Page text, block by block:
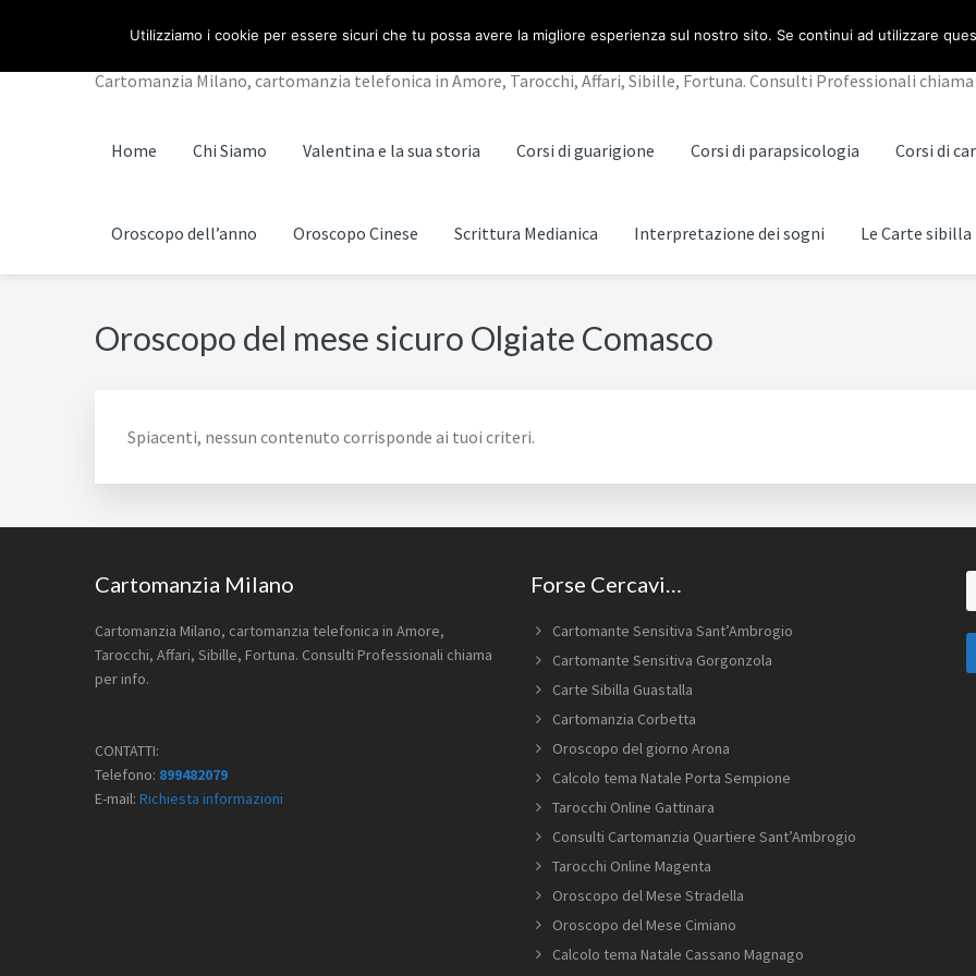
navigazione
contenuto
piè
footer
CARTOMANZIA MILANO
Cartomanzia Milano, cartomanzia telefonica in Amore, Tarocchi, Affari, Sibille, Fortuna. Consulti Professionali
Home Chi Siamo Valentina e la sua storia Corsi di guarigione Corsi di parapsicologia Corsi di
Oroscopo dell’anno Oroscopo Cinese Scrittura Medianica Interpretazione dei sogni Le Carte sibilla
Oroscopo del mese sicuro Olgiate Comasco
Spiacenti, nessun contenuto corrisponde ai tuoi criteri.
FooterCartomanzia Milano
Cartomanzia Milano, cartomanzia telefonica in Amore,
Tarocchi, Affari, Sibille, Fortuna. Consulti Professionali chiama
per info.
CONTATTI:
Telefono: 899482079
E-mail: Richiesta informazioni
Forse Cercavi…
Cartomante Sensitiva Sant’Ambrogio
Cartomante Sensitiva Gorgonzola
Carte Sibilla Guastalla
Cartomanzia Corbetta
Oroscopo del giorno Arona
Calcolo tema Natale Porta Sempione
Tarocchi Online Gattinara
Consulti Cartomanzia Quartiere Sant’Ambrogio
Tarocchi Online Magenta
Oroscopo del Mese Stradella
Oroscopo del Mese Cimiano
Calcolo tema Natale Cassano Magnago
in
Utilizziamo i cookie per essere sicuri che tu possa avere la migliore esperienza sul nostro sito. Se continui ad utilizzare